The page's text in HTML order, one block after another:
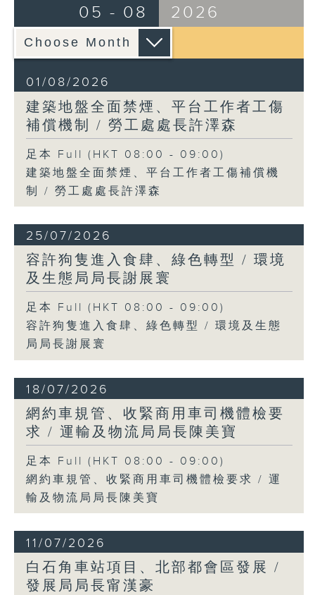
05 - 08 2026
01/08/2026
建築地盤全面禁煙、平台工作者工傷
補償機制 / 勞工處處長許澤森
足本 Full (HKT 08:00 - 09:00)
建築地盤全面禁煙、平台工作者工傷補償機
制 / 勞工處處長許澤森
25/07/2026
容許狗隻進入食肆、綠色轉型 / 環境
及生態局局長謝展寰
足本 Full (HKT 08:00 - 09:00)
容許狗隻進入食肆、綠色轉型 / 環境及生態
局局長謝展寰
18/07/2026
網約車規管、收緊商用車司機體檢要
求 / 運輸及物流局局長陳美寶
足本 Full (HKT 08:00 - 09:00)
網約車規管、收緊商用車司機體檢要求 / 運
輸及物流局局長陳美寶
11/07/2026
白石角車站項目、北部都會區發展 /
發展局局長甯漢豪